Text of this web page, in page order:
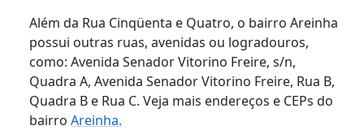
Além da Rua Cinqüenta e Quatro, o bairro Areinha
possui outras ruas, avenidas ou logradouros,
como: Avenida Senador Vitorino Freire, s/n,
Quadra A, Avenida Senador Vitorino Freire, Rua B,
Quadra B e Rua C. Veja mais endereços e CEPs do
bairro Areinha.